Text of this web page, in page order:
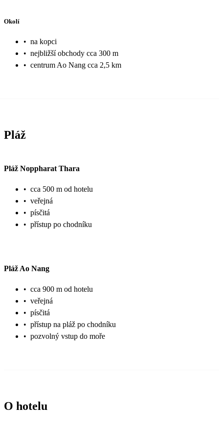
Okolí
• na kopci
• nejbližší obchody cca 300 m
• centrum Ao Nang cca 2,5 km
Pláž
Pláž Noppharat Thara
• cca 500 m od hotelu
• veřejná
• písčitá
• přístup po chodníku
Pláž Ao Nang
• cca 900 m od hotelu
• veřejná
• písčitá
• přístup na pláž po chodníku
• pozvolný vstup do moře
O hotelu